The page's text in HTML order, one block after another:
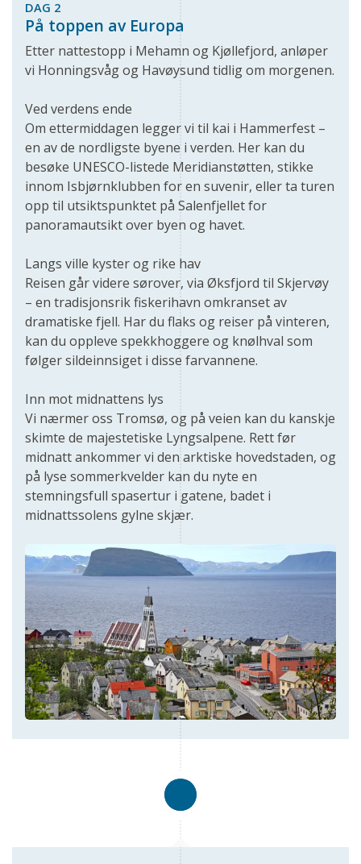
DAG 2
På toppen av Europa
Etter nattestopp i Mehamn og Kjøllefjord, anløper
vi Honningsvåg og Havøysund tidlig om morgenen.
Ved verdens ende
Om ettermiddagen legger vi til kai i Hammerfest –
en av de nordligste byene i verden. Her kan du
besøke UNESCO-listede Meridianstøtten, stikke
innom Isbjørnklubben for en suvenir, eller ta turen
opp til utsiktspunktet på Salenfjellet for
panoramautsikt over byen og havet.
Langs ville kyster og rike hav
Reisen går videre sørover, via Øksfjord til Skjervøy
– en tradisjonsrik fiskerihavn omkranset av
dramatiske fjell. Har du flaks og reiser på vinteren,
kan du oppleve spekkhoggere og knølhval som
følger sildeinnsiget i disse farvannene.
Inn mot midnattens lys
Vi nærmer oss Tromsø, og på veien kan du kanskje
skimte de majestetiske Lyngsalpene. Rett før
midnatt ankommer vi den arktiske hovedstaden, og
på lyse sommerkvelder kan du nyte en
stemningsfull spasertur i gatene, badet i
midnattssolens gylne skjær.